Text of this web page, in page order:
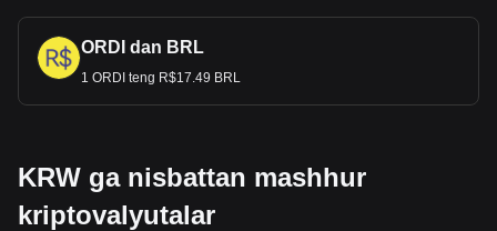
ORDI dan BRL
1 ORDI teng R$17.49 BRL
KRW ga nisbattan mashhur
kriptovalyutalar